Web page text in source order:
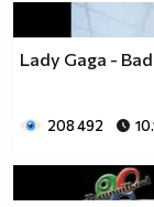
Lady Gaga -
208 492